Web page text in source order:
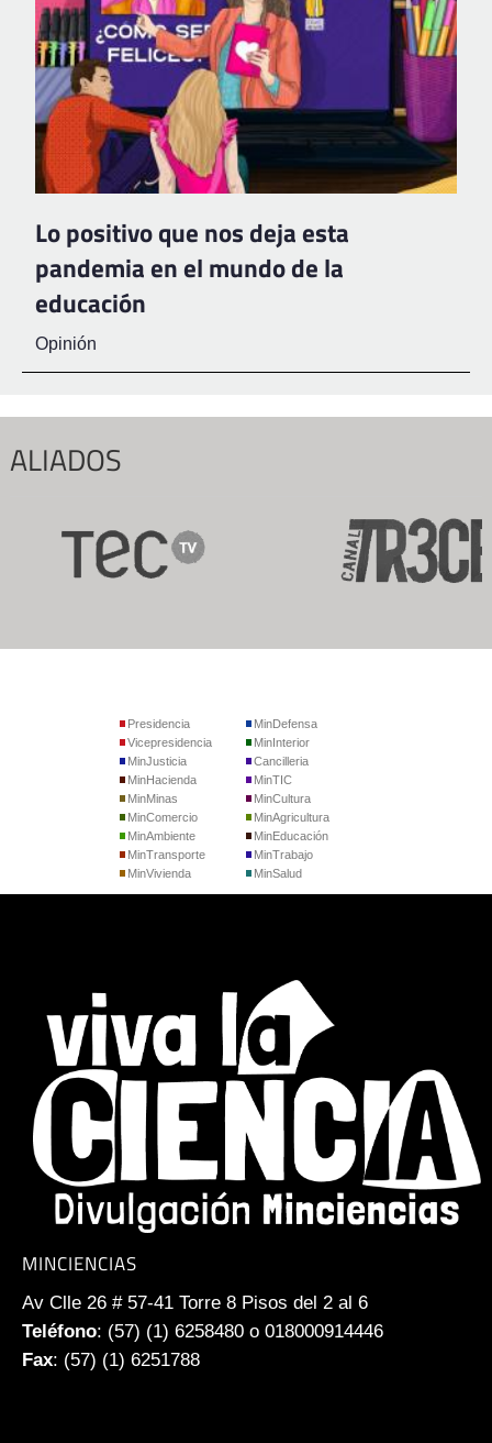
Lo positivo que nos deja esta
pandemia en el mundo de la
educación
Opinión
ALIADOS
Presidencia
Vicepresidencia
MinJusticia
MinDefensa
MinInterior
Cancilleria
MinHacienda
MinMinas
MinComercio
MinTIC
MinCultura
MinAgricultura
MinAmbiente
MinTransporte
MinVivienda
MinEducación
MinTrabajo
MinSalud
MINCIENCIAS
Av Clle 26 # 57-41 Torre 8 Pisos del 2 al 6
Teléfono: (57) (1) 6258480 o 018000914446
Fax: (57) (1) 6251788